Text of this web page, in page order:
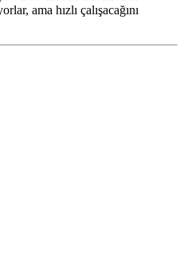
ama hızlı çalışacağını